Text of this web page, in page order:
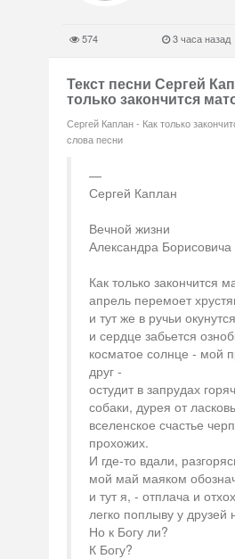
574 3 часа назад
Текст песни Сергей
только закончится
Сергей Каплан - Как только
слова песни
Сергей Каплан
Вечной жизни
Александра
Как только закончится
апрель перемоет
и тут же в ручьи
и сердце забьется
косматое солнце - мой
друг -
остудит в запрудах
собаки, дурея от
вселенское счастье
прохожих.
И где-то вдали,
мой май маяком
и тут я, - отплача и
легко поплыву у друзей
Но к Богу ли?
К Богу?